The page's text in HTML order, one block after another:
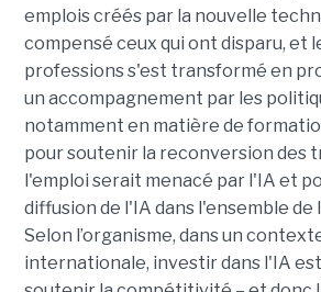
emplois créés par la nouvelle
compensé ceux qui ont disparu, et
professions s'est transformé en
un accompagnement par les
notamment en matière de
pour soutenir la reconversion des
l'emploi serait menacé par l'IA et
diffusion de l'IA dans l'ensemble de
Selon l’organisme, dans un
internationale, investir dans l'IA